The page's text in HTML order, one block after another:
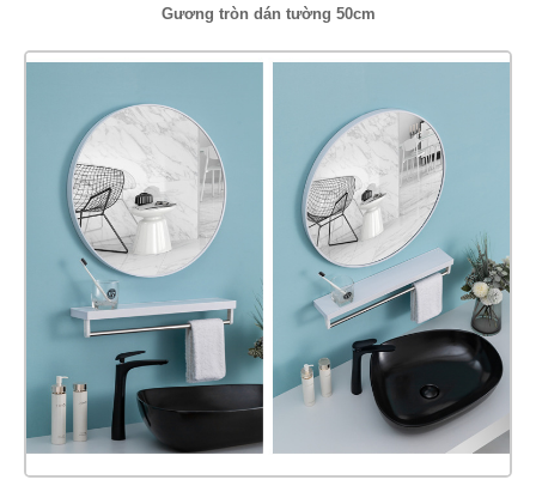
Gương tròn dán tường 50cm